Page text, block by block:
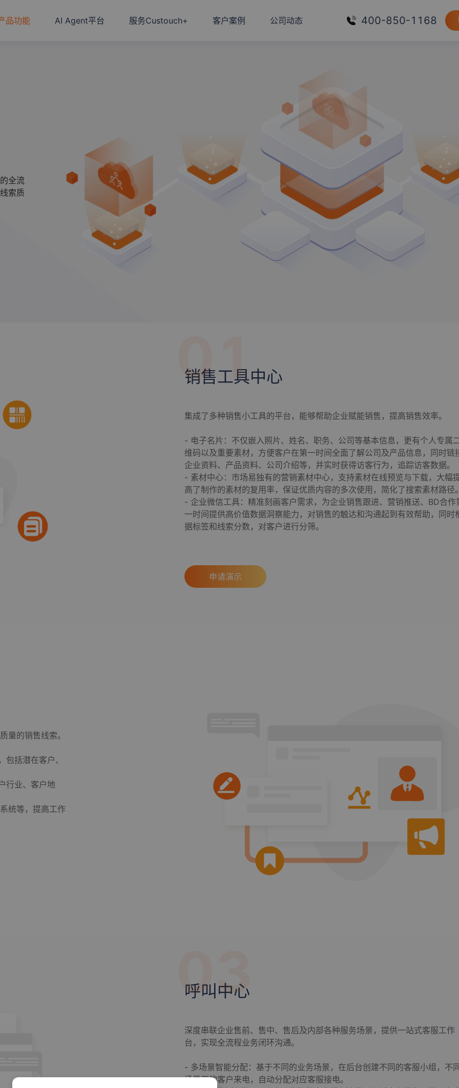
品功能 AI Agent平台 服务Custouch+ 客户案例 公司动态 400-850-1168
全流
索质
01
销售工具中心
集成了多种销售小工具的平台，能够帮助企业赋能销售，提高销售效率。
- 电子名片：不仅嵌入照片、姓名、职务、公司等基本信息，更有个人专属
维码以及重要素材，方便客户在第一时间全面了解公司及产品信息，同时链
企业资料、产品资料、公司介绍等，并实时获得访客行为，追踪访客数据。
- 素材中心：市场易独有的营销素材中心，支持素材在线预览与下载，大幅
高了制作的素材的复用率，保证优质内容的多次使用，简化了搜索素材路径
- 企业微信工具：精准刻画客户需求，为企业销售跟进、营销推送、BD合作
一时间提供高价值数据洞察能力，对销售的触达和沟通起到有效帮助，同时
据标签和线索分数，对客户进行分筛。
申请演示
量的销售线索。
括潜在客户、
行业、客户地
统等，提高工作
03
呼叫中心
深度串联企业售前、售中、售后及内部各种服务场景，提供一站式客服工作
台，实现全流程业务闭环沟通。
- 多场景智能分配：基于不同的业务场景，在后台创建不同的客服小组，不
场景下的客户来电，自动分配对应客服接电。